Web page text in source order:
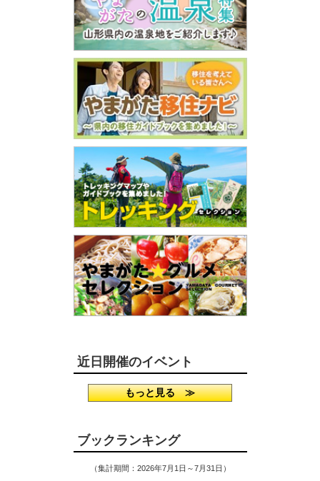
近日開催のイベント
もっと見る ≫
ブックランキング
（集計期間：2026年7月1日～7月31日）